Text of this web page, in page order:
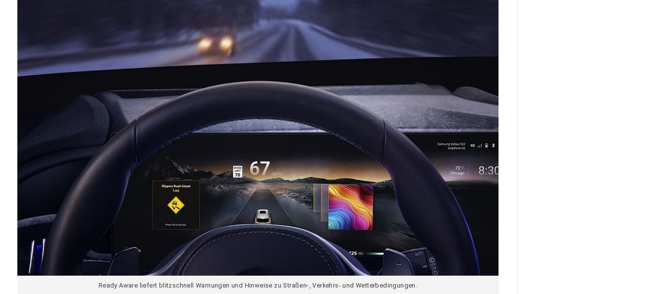
Ready Aware liefert blitzschnell Warnungen und Hinweise zu Straßen-, Verkehrs- und Wetterbedingungen.